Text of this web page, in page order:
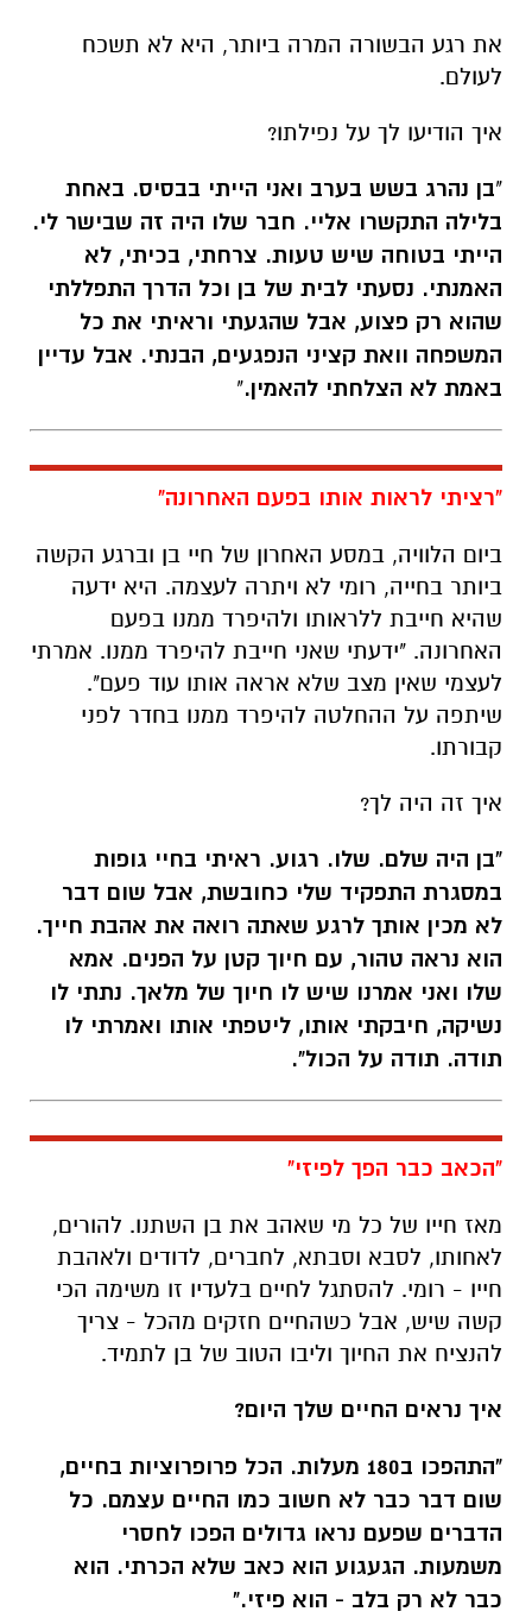
"בן נהרג בשש בערב ואני הייתי בבסיס. באחת
הייתי בטוחה שיש טעות. צרחתי, בכיתי, לא
שהוא רק פצוע, אבל שהגעתי וראיתי את כל
המשפחה וואת קציני הנפגעים, הבנתי. אבל עדיין
באמת לא הצלחתי להאמין."
"רציתי לראות אותו בפעם האחרונה"
ביום הלוויה, במסע האחרון של חיי בן וברגע הקשה
ביותר בחייה, רומי לא ויתרה לעצמה. היא ידעה
שהיא חייבת ללראותו ולהיפרד ממנו בפעם
לעצמי שאין מצב שלא אראה אותו עוד פעם".
שיתפה על ההחלטה להיפרד ממנו בחדר לפני
קבורתו.
איך זה היה לך?
"בן היה שלם. שלו. רגוע. ראיתי בחיי גופות
לא מכין אותך לרגע שאתה רואה את אהבת חייך.
שלו ואני אמרנו שיש לו חיוך של מלאך.נתתי לו
נשיקה, חיבקתי אותו, ליטפתי אותו ואמרתי לו
תודה. תודה על הכול".
"הכאב כבר הפך לפיזי"
מאז חייו של כל מי שאהב את בן השתנו. להורים,
לאחותו, לסבא וסבתא, לחברים, לדודים ולאהבת
חייו - רומי. להסתגל לחיים בלעדיו זו משימה הכי
להנציח את החיוך וליבו הטוב של בן לתמיד.
איך נראים החיים שלך היום?
"התהפכו ב180 מעלות. הכל פרופרוציות בחיים,
הדברים שפעם נראו גדולים הפכו לחסרי
כבר לא רק בלב - הוא פיזי."
לצד הכאב יש גם תחושת גאווה. רומי מודה
שהאהבה שלה אליו רק גדלה. "הוא תמיד חלק
ממני. אין אדם שהכיר אותי כמו שהוא הכיר. אני